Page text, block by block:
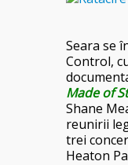
Seara se
Control,
Made of
Shane
reunirii
trei
Heaton